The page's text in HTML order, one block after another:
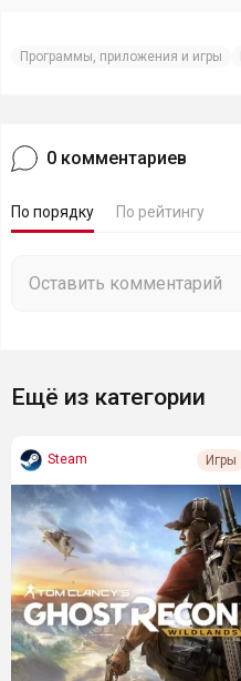
Программы, приложения и игры
0 комментариев
По порядку По рейтингу
Ещё из категории
Steam Игры